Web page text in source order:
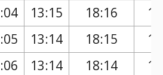
13:15 18:16
13:14 18:15
13:14 18:14